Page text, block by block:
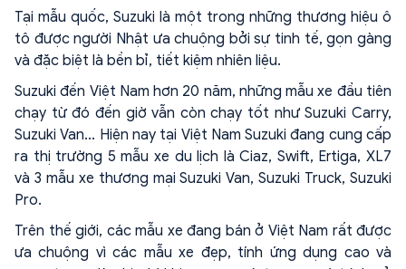
Tại mẫu quốc, Suzuki là một trong những thương hiệu ô
tô được người Nhật ưa chuộng bởi sự tinh tế, gọn gàng
và đặc biệt là bền bỉ, tiết kiệm nhiên liệu.
Suzuki đến Việt Nam hơn 20 năm, những mẫu xe đầu tiên
chạy từ đó đến giờ vẫn còn chạy tốt như Suzuki Carry,
Suzuki Van... Hiện nay tại Việt Nam Suzuki đang cung cấp
ra thị trường 5 mẫu xe du lịch là Ciaz, Swift, Ertiga, XL7
và 3 mẫu xe thương mại Suzuki Van, Suzuki Truck, Suzuki
Pro.
Trên thế giới, các mẫu xe đang bán ở Việt Nam rất được
ưa chuộng vì các mẫu xe đẹp, tính ứng dụng cao và